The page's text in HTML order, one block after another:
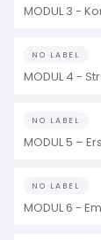
MODUL 3 -
NO LABEL
MODUL 4 -
NO LABEL
MODUL 5 –
NO LABEL
MODUL 6 -